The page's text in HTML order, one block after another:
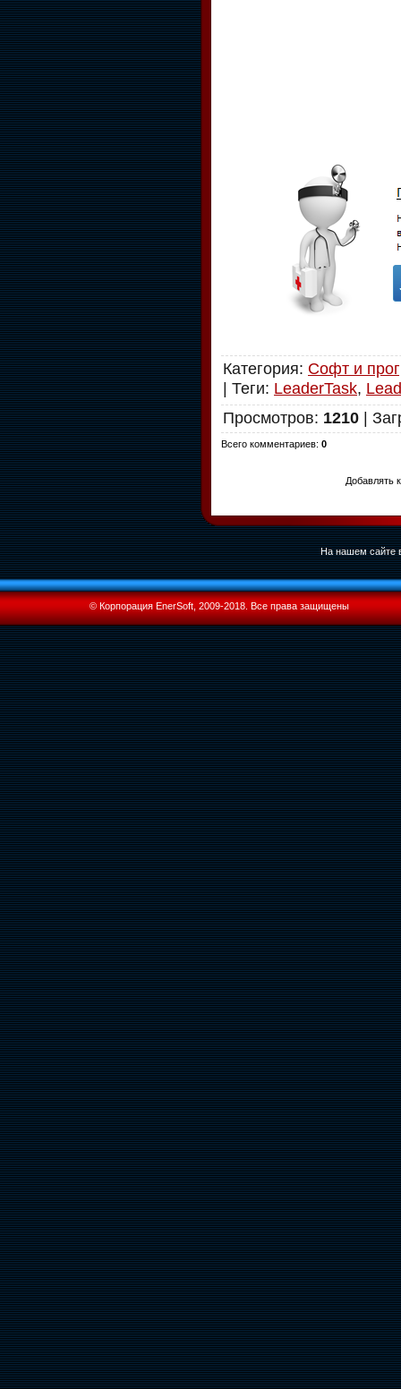
Категория: Софт и
| Теги: LeaderTask,
Просмотров: 1210 |
Всего комментариев: 0
Добавлять
На нашем сайте
© Корпорация EnerSoft, 2009-2018. Все права защищены